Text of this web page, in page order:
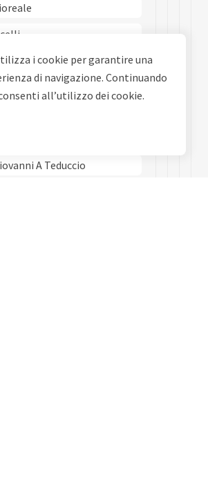
Allarena
A Teduccio
i cookie per garantire una
di navigazione. Continuando
all’utilizzo dei cookie.